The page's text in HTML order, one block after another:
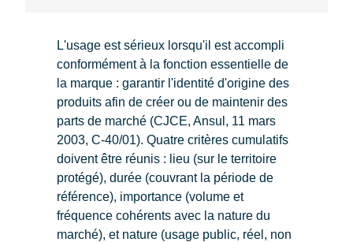
L'usage est sérieux lorsqu'il est accompli
conformément à la fonction essentielle de
la marque : garantir l'identité d'origine des
produits afin de créer ou de maintenir des
parts de marché (CJCE, Ansul, 11 mars
2003, C-40/01). Quatre critères cumulatifs
doivent être réunis : lieu (sur le territoire
protégé), durée (couvrant la période de
référence), importance (volume et
fréquence cohérents avec la nature du
marché), et nature (usage public, réel, non